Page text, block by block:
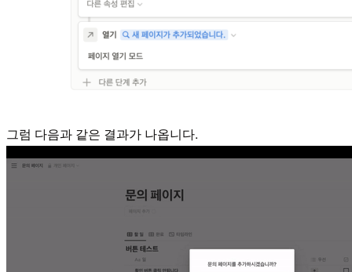
그럼 다음과 같은 결과가 나옵니다.